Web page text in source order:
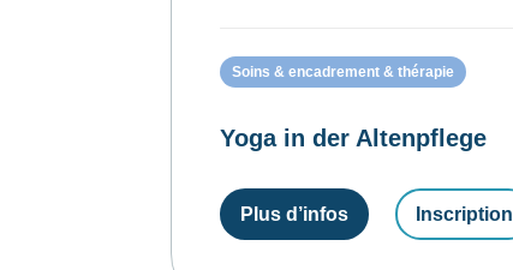
Soins & encadrement & thérapie
Yoga in der Altenpflege
Plus d’infos Inscription